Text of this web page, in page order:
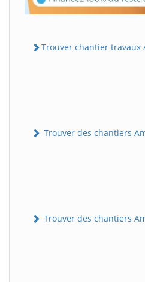
Trouver chantier travaux
Trouver des chantiers
Trouver des chantiers